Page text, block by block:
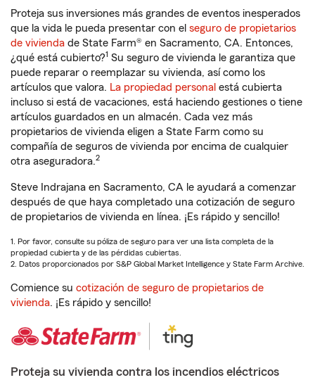
Proteja sus inversiones más grandes de eventos inesperados
que la vida le pueda presentar con el seguro de propietarios
de vivienda de State Farm® en Sacramento, CA. Entonces,
¿qué está cubierto?1 Su seguro de vivienda le garantiza que
puede reparar o reemplazar su vivienda, así como los
artículos que valora. La propiedad personal está cubierta
incluso si está de vacaciones, está haciendo gestiones o tiene
artículos guardados en un almacén. Cada vez más
propietarios de vivienda eligen a State Farm como su
compañía de seguros de vivienda por encima de cualquier
otra aseguradora.2
Steve Indrajana en Sacramento, CA le ayudará a comenzar
después de que haya completado una cotización de seguro
de propietarios de vivienda en línea. ¡Es rápido y sencillo!
1. Por favor, consulte su póliza de seguro para ver una lista completa de la
propiedad cubierta y de las pérdidas cubiertas.
2. Datos proporcionados por S&P Global Market Intelligence y State Farm Archive.
Comience su cotización de seguro de propietarios de
vivienda. ¡Es rápido y sencillo!
Proteja su vivienda contra los incendios eléctricos